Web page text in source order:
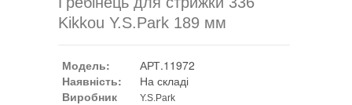
Kikkou Y.S.Park 189 мм
Модель:
АРТ.11972
Наявність:
На складі
Виробник
Y.S.Park